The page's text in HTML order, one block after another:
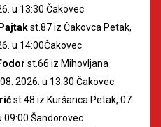
u 13:30 Čakovec
st.87 iz Čakovca Petak,
u 14:00Čakovec
st.66 iz Mihovljana
2026. u 13:30 Čakovec
st.48 iz Kuršanca Petak, 07.
09:00 Šandorovec